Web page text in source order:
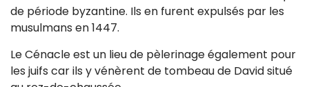
de période byzantine. Ils en furent expulsés par les
musulmans en 1447.
Le Cénacle est un lieu de pèlerinage également pour
les juifs car ils y vénèrent de tombeau de David situé